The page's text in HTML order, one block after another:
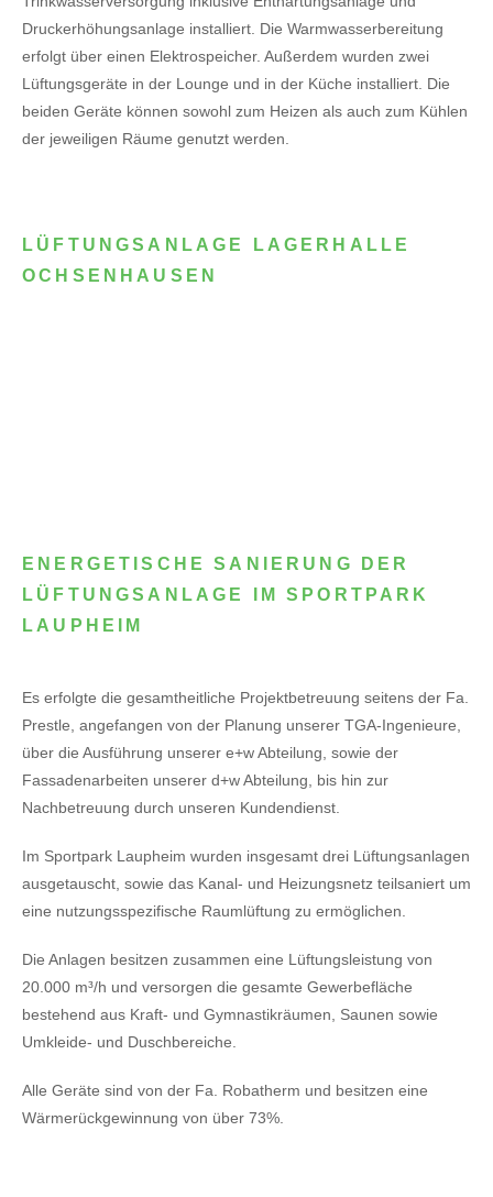
Druckerhöhungsanlage installiert. Die Warmwasserbereitung
erfolgt über einen Elektrospeicher. Außerdem wurden zwei
Lüftungsgeräte in der Lounge und in der Küche installiert. Die
beiden Geräte können sowohl zum Heizen als auch zum Kühlen
der jeweiligen Räume genutzt werden.
LÜFTUNGSANLAGE LAGERHALLE
OCHSENHAUSEN
ENERGETISCHE SANIERUNG DER
LÜFTUNGSANLAGE IM SPORTPARK
LAUPHEIM
Es erfolgte die gesamtheitliche Projektbetreuung seitens der Fa.
Prestle, angefangen von der Planung unserer TGA-Ingenieure,
über die Ausführung unserer e+w Abteilung, sowie der
Fassadenarbeiten unserer d+w Abteilung, bis hin zur
Nachbetreuung durch unseren Kundendienst.
Im Sportpark Laupheim wurden insgesamt drei Lüftungsanlagen
ausgetauscht, sowie das Kanal- und Heizungsnetz teilsaniert um
eine nutzungsspezifische Raumlüftung zu ermöglichen.
Die Anlagen besitzen zusammen eine Lüftungsleistung von
20.000 m³/h und versorgen die gesamte Gewerbefläche
bestehend aus Kraft- und Gymnastikräumen, Saunen sowie
Umkleide- und Duschbereiche.
Alle Geräte sind von der Fa. Robatherm und besitzen eine
Wärmerückgewinnung von über 73%.